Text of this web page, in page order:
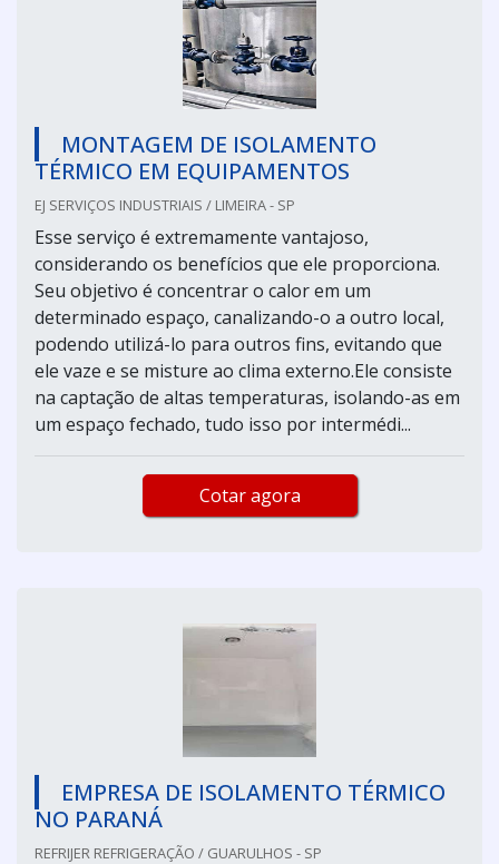
MONTAGEM DE ISOLAMENTO
TÉRMICO EM EQUIPAMENTOS
EJ SERVIÇOS INDUSTRIAIS / LIMEIRA - SP
Esse serviço é extremamente vantajoso,
considerando os benefícios que ele proporciona.
Seu objetivo é concentrar o calor em um
determinado espaço, canalizando-o a outro local,
podendo utilizá-lo para outros fins, evitando que
ele vaze e se misture ao clima externo.Ele consiste
na captação de altas temperaturas, isolando-as em
um espaço fechado, tudo isso por intermédi...
Cotar agora
EMPRESA DE ISOLAMENTO TÉRMICO
NO PARANÁ
REFRIJER REFRIGERAÇÃO / GUARULHOS - SP